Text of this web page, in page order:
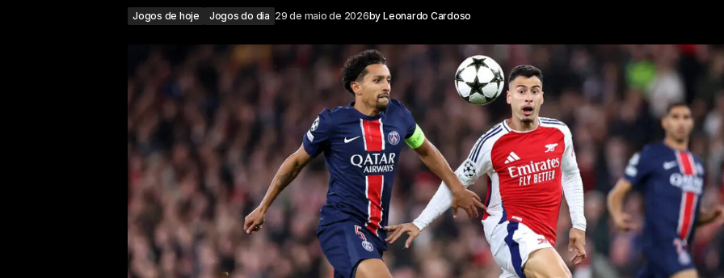
Jogos de hoje Jogos do dia 29 de maio de 2026by Leonardo Cardoso